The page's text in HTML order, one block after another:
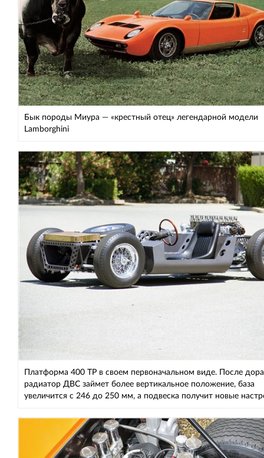
Бык породы Миура — «крестный отец» легендарной модели
Lamborghini
Платформа 400 ТР в своем первоначальном виде. После
радиатор ДВС займет более вертикальное положение, база
увеличится с 246 до 250 мм, а подвеска получит новые